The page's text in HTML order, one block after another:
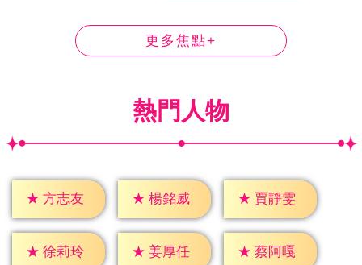
更多焦點+
熱門人物
★ 方志友 ★ 楊銘威 ★ 賈靜雯
★ 徐莉玲 ★ 姜厚任 ★ 蔡阿嘎